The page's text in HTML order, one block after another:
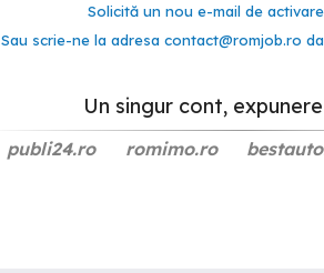
Solicită un nou e-mail de
Sau scrie-ne la adresa contact@romjob.ro
Un singur cont,
publi24.ro romimo.ro